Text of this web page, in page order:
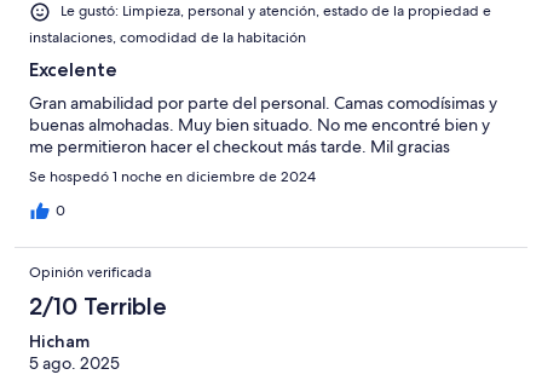
Le gustó: Limpieza, personal y atención, estado de la propiedad e
instalaciones, comodidad de la habitación
Excelente
Gran amabilidad por parte del personal. Camas comodísimas y
buenas almohadas. Muy bien situado. No me encontré bien y
me permitieron hacer el checkout más tarde. Mil gracias
Se hospedó 1 noche en diciembre de 2024
0
Opinión verificada
2/10 Terrible
Hicham
5 ago. 2025